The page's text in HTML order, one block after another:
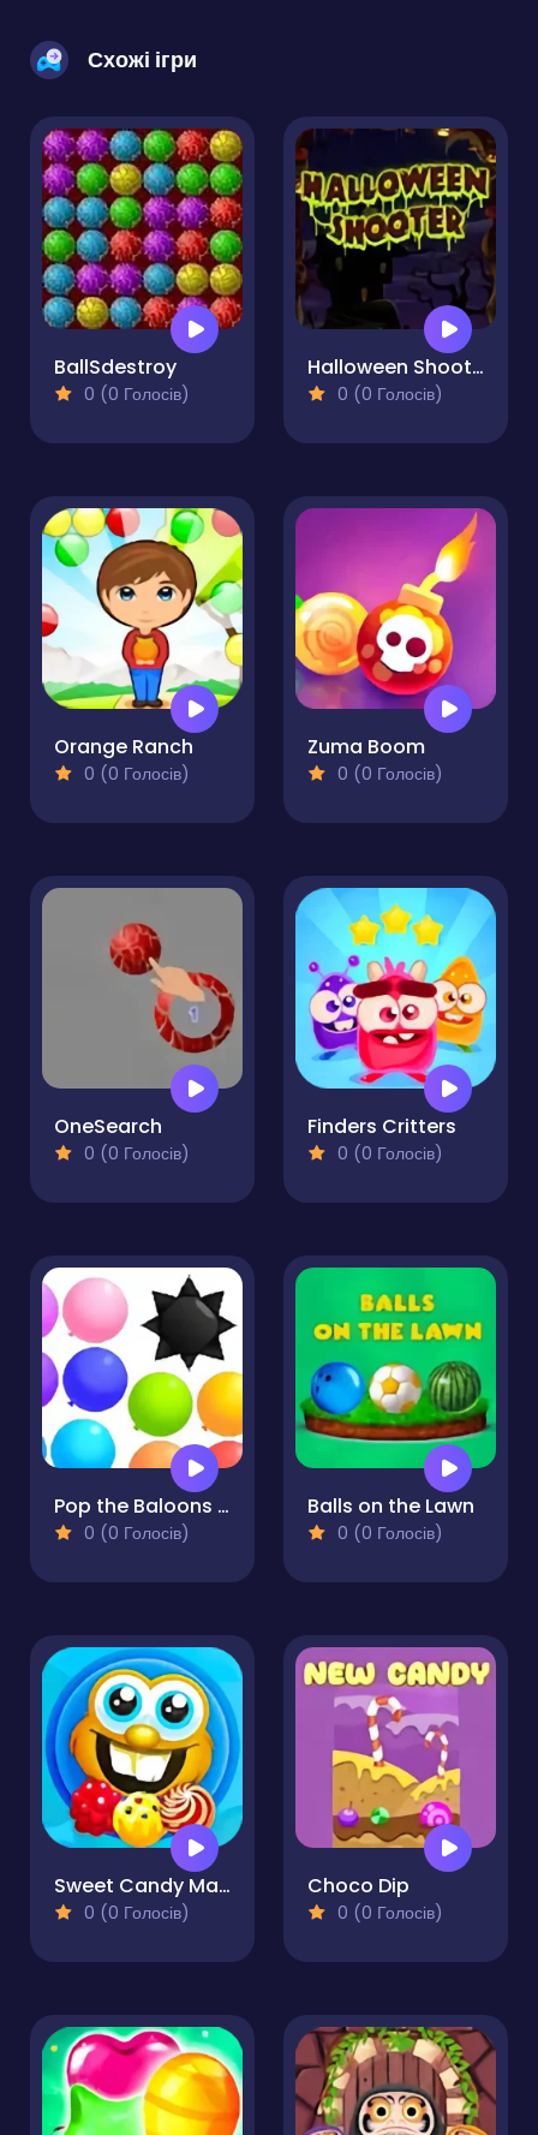
Схожі ігри
BallSdestroy
0 (0 Голосів)
Halloween Shooter
0 (0 Голосів)
Orange Ranch
0 (0 Голосів)
Zuma Boom
0 (0 Голосів)
OneSearch
0 (0 Голосів)
Finders Critters
0 (0 Голосів)
Pop the Baloons Bounce
0 (0 Голосів)
Balls on the Lawn
0 (0 Голосів)
Sweet Candy Mania
0 (0 Голосів)
Choco Dip
0 (0 Голосів)